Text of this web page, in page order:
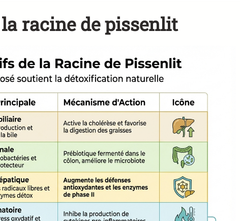
racine de pissenlit